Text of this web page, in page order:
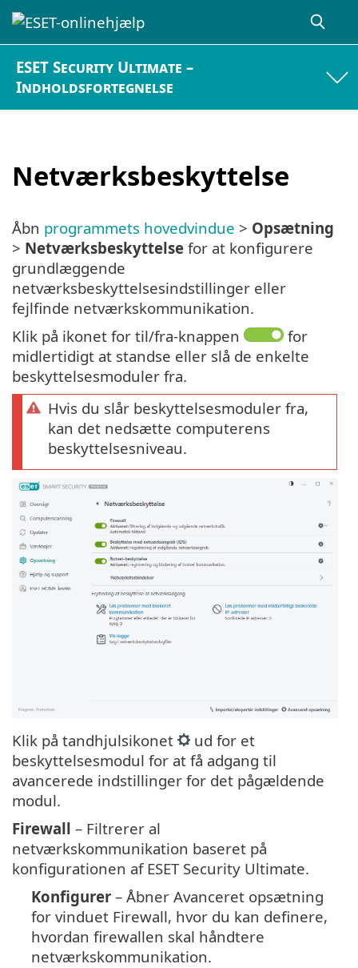
ESET Security Ultimate –
Indholdsfortegnelse
Netværksbeskyttelse
Åbn programmets hovedvindue > Opsætning
> Netværksbeskyttelse for at konfigurere
grundlæggende
netværksbeskyttelsesindstillinger eller
fejlfinde netværkskommunikation.
Klik på ikonet for til/fra-knappen
for
midlertidigt at standse eller slå de enkelte
beskyttelsesmoduler fra.
Hvis du slår beskyttelsesmoduler fra,
kan det nedsætte computerens
beskyttelsesniveau.
Klik på tandhjulsikonet
ud for et
beskyttelsesmodul for at få adgang til
avancerede indstillinger for det pågældende
modul.
Firewall – Filtrerer al
netværkskommunikation baseret på
konfigurationen af ESET Security Ultimate.
Konfigurer – Åbner Avanceret opsætning
for vinduet Firewall, hvor du kan definere,
hvordan firewallen skal håndtere
netværkskommunikation.